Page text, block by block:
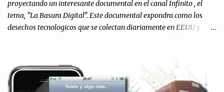
personalmente, un éxito y un logro sin precedentes. Sinceram...
proyectando un interesante documental en el canal Infinito , el
tema, "La Basura Digital". Este documental expondra como los
desechos tecnologicos que se colectan diariamente en EEUU y
Asi, todos los residuos sonincinerados produciendo lo que los
ambientalistas llaman "La Pesadilla de la Edad Cibernetica". La
transmision es el Domingo 2 de diciembre a las 21:00 hs. Me